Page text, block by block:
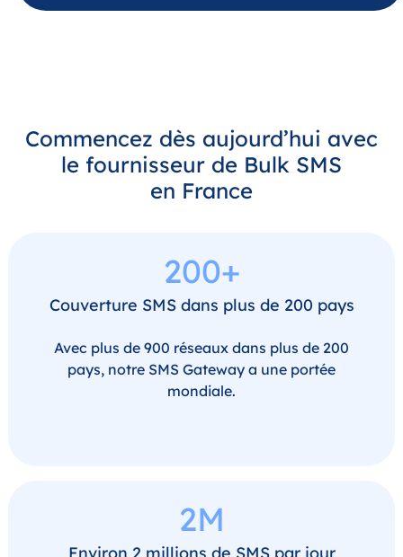
Commencez dès aujourd’hui avec
le fournisseur de Bulk SMS
en France
200+
Couverture SMS dans plus de 200 pays
Avec plus de 900 réseaux dans plus de 200
pays, notre SMS Gateway a une portée
mondiale.
2M